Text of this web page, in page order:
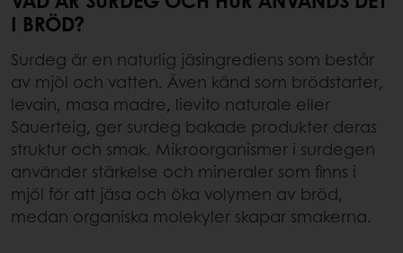
I BRÖD?
Surdeg är en naturlig jäsingrediens som består
av mjöl och vatten. Även känd som brödstarter,
levain, masa madre, lievito naturale eller
Sauerteig, ger surdeg bakade produkter deras
struktur och smak. Mikroorganismer i surdegen
använder stärkelse och mineraler som finns i
mjöl för att jäsa och öka volymen av bröd,
medan organiska molekyler skapar smakerna.